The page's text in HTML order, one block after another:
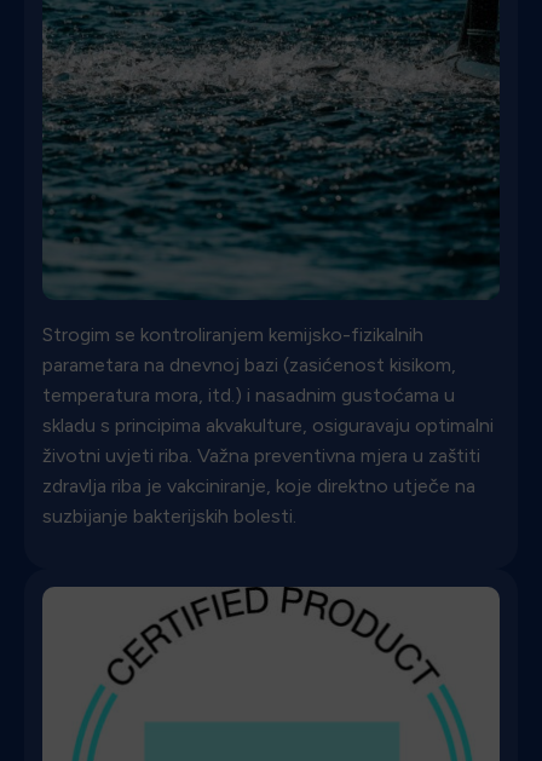
Strogim se kontroliranjem kemijsko-fizikalnih
parametara na dnevnoj bazi (zasićenost kisikom,
temperatura mora, itd.) i nasadnim gustoćama u
skladu s principima akvakulture, osiguravaju optimalni
životni uvjeti riba. Važna preventivna mjera u zaštiti
zdravlja riba je vakciniranje, koje direktno utječe na
suzbijanje bakterijskih bolesti.